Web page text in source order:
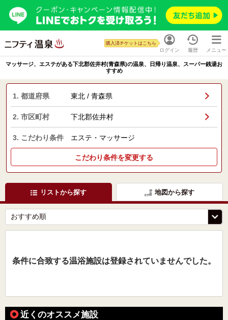
ログイン
購入済チケットはこちら
履歴 メニュー
マッサージ、エステがある下北郡佐井村(青森県)の温泉、日帰り温泉、スーパー銭湯お
すすめ
1. 都道府県 東北 / 青森県
2. 市区町村 下北郡佐井村
3. こだわり条件 エステ・マッサージ
こだわり条件を変更する
リストから探す 地図から探す
条件に合致する温浴施設は登録されていませんでした。
近くのオススメ施設